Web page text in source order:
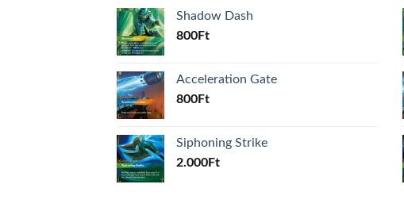
Shadow Dash
800Ft
Acceleration Gate
800Ft
Siphoning Strike
2.000Ft